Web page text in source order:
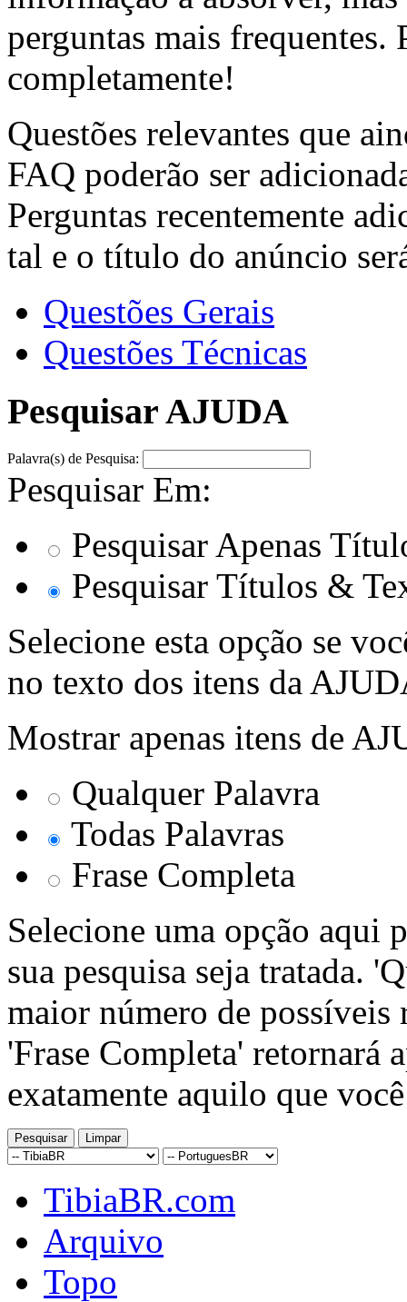
perguntas mais
completamente!
Questões relevantes que
FAQ poderão ser
Perguntas recentemente
tal e o título do anúncio
Questões Gerais
Questões Técnicas
Pesquisar AJUDA
Palavra(s) de Pesquisa:
Pesquisar Em:
Pesquisar Apenas
Pesquisar Títulos &
Selecione esta opção se
no texto dos itens da
Mostrar apenas itens de
Qualquer Palavra
Todas Palavras
Frase Completa
Selecione uma opção aqui
sua pesquisa seja tratada.
maior número de possíveis
'Frase Completa' retornará
exatamente aquilo que
TibiaBR.com
Arquivo
Topo